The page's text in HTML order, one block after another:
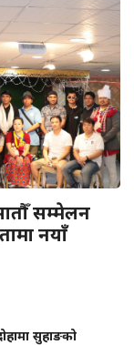
सम्मेलन
नयाँ
सुहाङको